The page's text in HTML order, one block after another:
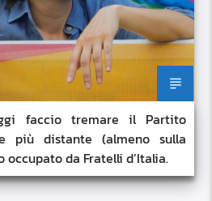
faccio tremare il Partito
più distante (almeno sulla
da Fratelli d’Italia.